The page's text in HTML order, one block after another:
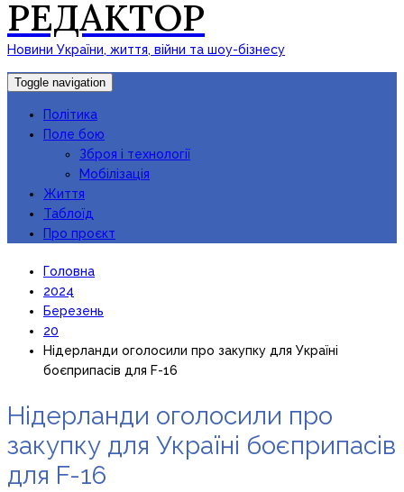
РЕДАКТОР
Новини України, життя, війни та шоу-бізнесу
Toggle navigation
Політика
Поле бою
Зброя і технології
Мобілізація
Життя
Таблоїд
Про проєкт
Головна
2024
Березень
20
Нідерланди оголосили про закупку для Україні
боєприпасів для F-16
Нідерланди оголосили про
закупку для Україні боєприпасів
для F-16